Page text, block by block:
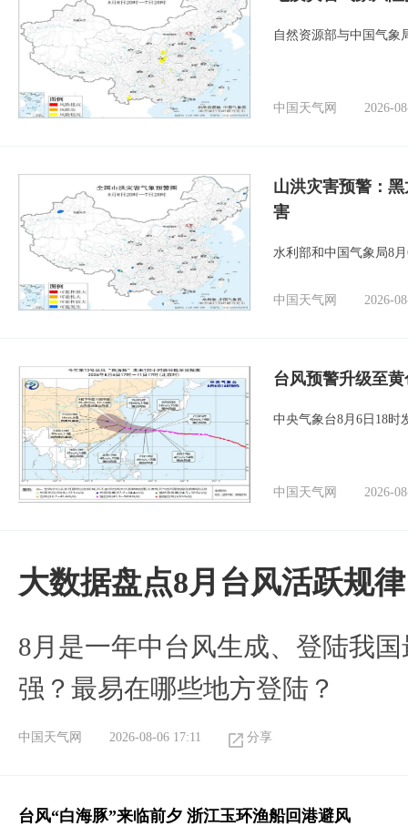
自然资源部与中国气象
中国天气网 2026-
山洪灾害预警：
害
水利部和中国气象局8
中国天气网 2026-
台风预警升级至
中央气象台8月6日18时
中国天气网 2026-
大数据盘点8月台风活跃规律
8月是一年中台风生成、登陆我
强？最易在哪些地方登陆？
中国天气网 2026-08-06 17:11 分享
台风“白海豚”来临前夕 浙江玉环渔船回港避风